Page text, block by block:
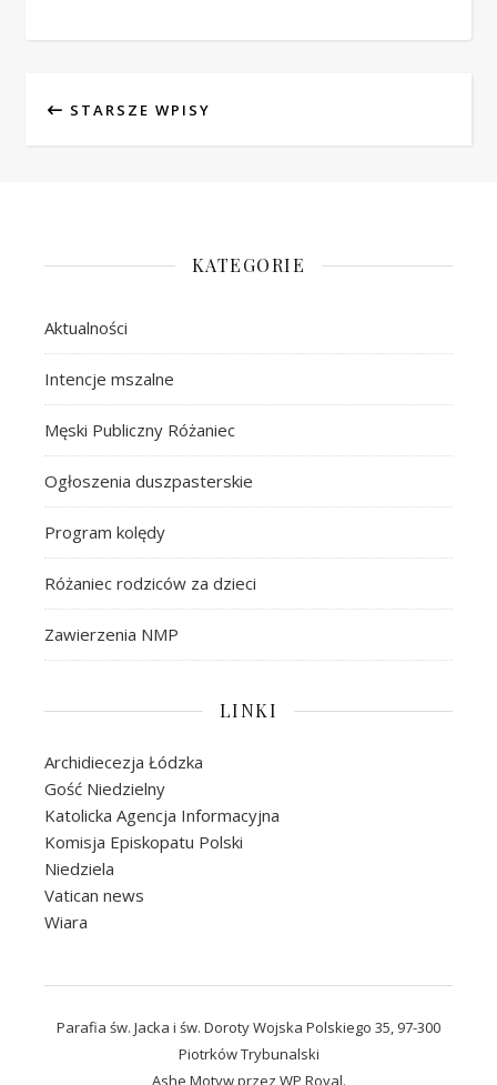
STARSZE WPISY
KATEGORIE
Aktualności
Intencje mszalne
Męski Publiczny Różaniec
Ogłoszenia duszpasterskie
Program kolędy
Różaniec rodziców za dzieci
Zawierzenia NMP
LINKI
Archidiecezja Łódzka
Gość Niedzielny
Katolicka Agencja Informacyjna
Komisja Episkopatu Polski
Niedziela
Vatican news
Wiara
Parafia św. Jacka i św. Doroty Wojska Polskiego 35, 97-300
Piotrków Trybunalski
Ashe Motyw przez WP Royal.